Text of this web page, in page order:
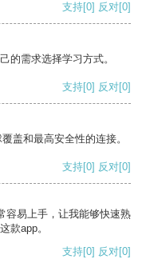
支持[0] 反对[0]
的需求选择学习方式。
支持[0] 反对[0]
盖和最高安全性的连接。
支持[0] 反对[0]
容易上手，让我能够快速熟
款app。
支持[0] 反对[0]